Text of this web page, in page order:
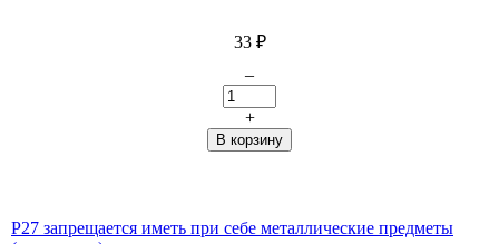
33 ₽
–
+
P27 запрещается иметь при себе металлические предметы